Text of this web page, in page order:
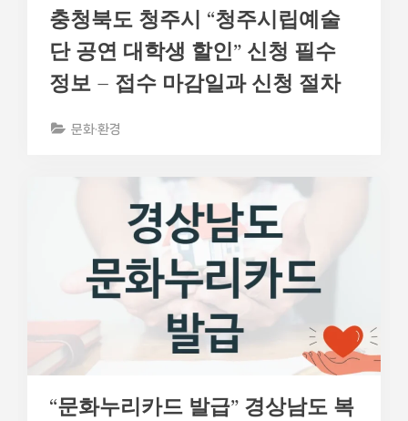
충청북도 청주시 “청주시립예술
단 공연 대학생 할인” 신청 필수
정보 – 접수 마감일과 신청 절차
문화·환경
“문화누리카드 발급” 경상남도 복